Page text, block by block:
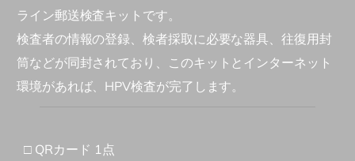
ライン郵送検査キットです。
検査者の情報の登録、検者採取に必要な器具、往復用封
筒などが同封されており、このキット とインターネット
環境があれば、HPV検査が完了します。
□ QRカード 1点